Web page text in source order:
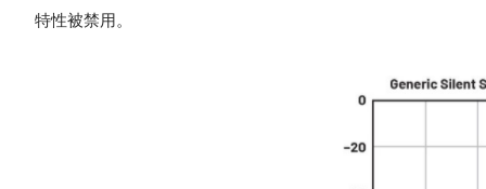
特性被禁用。